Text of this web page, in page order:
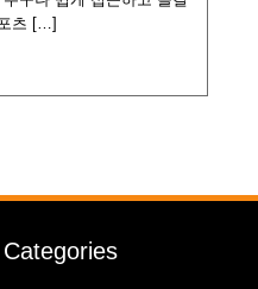
츠 […]
Categories